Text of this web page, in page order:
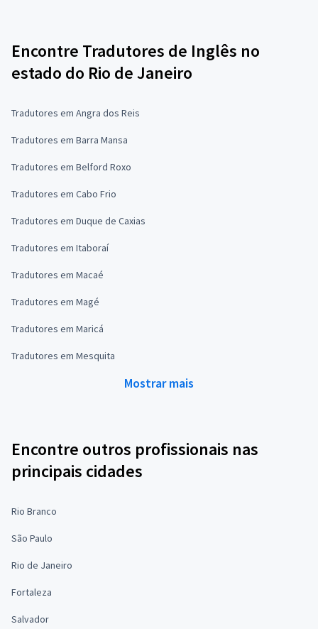
Encontre Tradutores de Inglês no
estado do Rio de Janeiro
Tradutores em Angra dos Reis
Tradutores em Barra Mansa
Tradutores em Belford Roxo
Tradutores em Cabo Frio
Tradutores em Duque de Caxias
Tradutores em Itaboraí
Tradutores em Macaé
Tradutores em Magé
Tradutores em Maricá
Tradutores em Mesquita
Mostrar mais
Encontre outros profissionais nas
principais cidades
Rio Branco
São Paulo
Rio de Janeiro
Fortaleza
Salvador